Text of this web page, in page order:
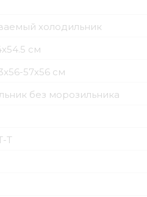
холодильник
см
57х56 см
без морозильника
T